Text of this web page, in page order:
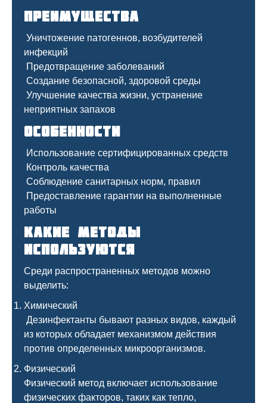
Преимущества
Уничтожение патогеннов, возбудителей
инфекций
Предотвращение заболеваний
Создание безопасной, здоровой среды
Улучшение качества жизни, устранение
неприятных запахов
Особенности
Использование сертифицированных средств
Контроль качества
Соблюдение санитарных норм, правил
Предоставление гарантии на выполненные
работы
Какие методы
используются
Среди распространенных методов можно
выделить:
Химический
Дезинфектанты бывают разных видов, каждый
из которых обладает механизмом действия
против определенных микроорганизмов.
Физический
Физический метод включает использование
физических факторов, таких как тепло,